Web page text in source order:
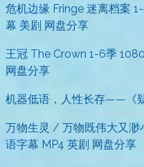
危机边缘 Fringe 迷离档案
幕 美剧 网盘分享
王冠 The Crown 1-6季
网盘分享
机器低语，人性长存——《
万物生灵 / 万物既伟大又渺
语字幕 MP4 英剧 网盘分享